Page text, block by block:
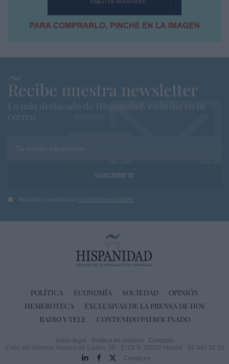
Recibe nuestra newsletter
Lo más destacado de Hispanidad, cada dia en tu
correo
Tu correo electrónico...
He leído y acepto las condiciones legales
POLÍTICA ECONOMÍA SOCIEDAD
OPINIÓN
HEMEROTECA
EXCLUSIVAS DE LA PRENSA DE HOY
RADIO Y TELE
CONTENIDO PATROCINADO
Aviso legal Política de cookies
Contacto
Calle del General Álvarez de Castro, 39 - 1º Of. 9. 28010 Madrid
91 445 32 55
Comitium